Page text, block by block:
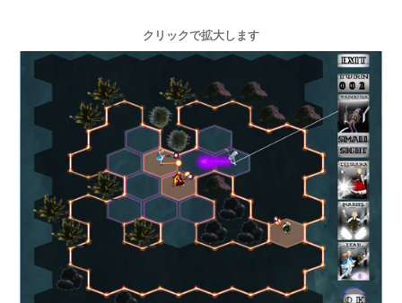
クリックで拡大します